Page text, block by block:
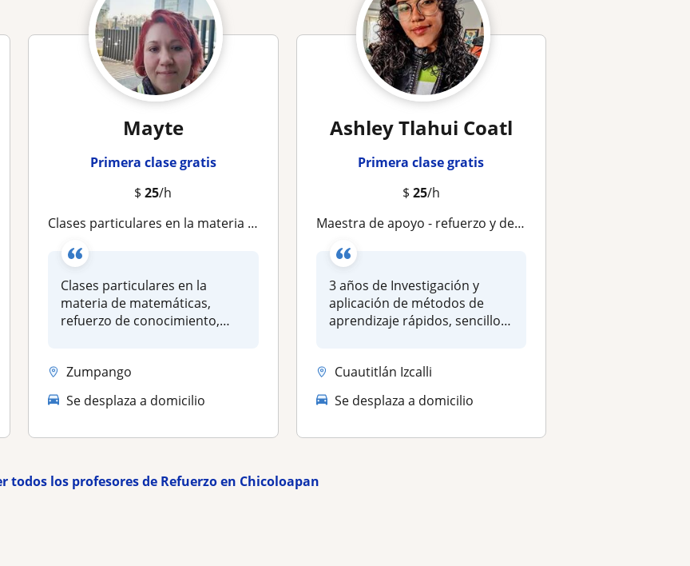
Mayte
Primera clase gratis
$25/h
Clases particulares en la materia de matemáticas, refuerzo de conocimiento, entendimiento de su existir, procesos y aplicaciones
Clases particulares en la
materia de matemáticas,
refuerzo de conocimiento,
Zumpango
Se desplaza a domicilio
Ashley Tlahui Coatl
Primera clase gratis
$ 25/h
Maestra de apoyo - refuerzo y desarrollo del aprendizaje
3 años de Investigación y
aplicación de métodos de
aprendizaje rápidos, sencillos
Cuautitlán Izcalli
Se desplaza a domicilio
todos los profesores de Refuerzo en Chicoloapan